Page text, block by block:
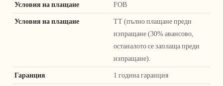
Условия на плащане FOB
Условия на плащане
TT (пълно плащане преди
изпращане (30% авансово,
останалото се заплаща преди
изпращане).
Гаранция 1 година гаранция